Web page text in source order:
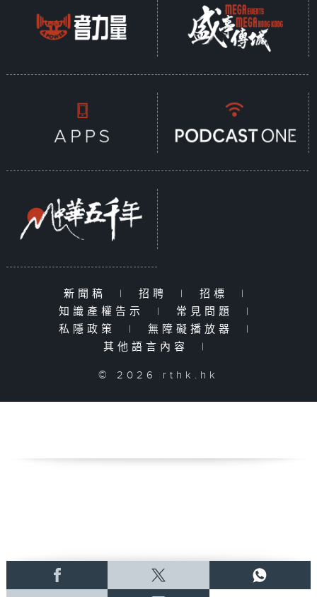
新聞稿 | 招聘 | 招標
|
知識產權告示
| 常見問題
|
私隱政策
| 無障礙播放器
|
其他語言內容
|
© 2026 rthk.hk